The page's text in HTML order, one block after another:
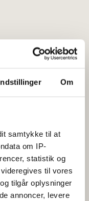
Om
samtykke til at
om IP-
statistik og
til vores
tilgår oplysninger
annoncer, levere
nyde
fælles gårdhave